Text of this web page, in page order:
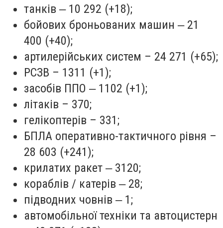
танків ‒ 10 292 (+18);
бойових броньованих машин ‒ 21
400 (+40);
артилерійських систем – 24 271 (+65);
РСЗВ – 1311 (+1);
засобів ППО ‒ 1102 (+1);
літаків – 370;
гелікоптерів – 331;
БПЛА оперативно-тактичного рівня –
28 603 (+241);
крилатих ракет ‒ 3120;
кораблів / катерів ‒ 28;
підводних човнів ‒ 1;
автомобільної техніки та автоцистерн